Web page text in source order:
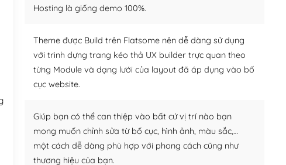
Hosting là giống demo 100%.
Theme được Build trên Flatsome nên dễ dàng sử dụng
với trình dựng trang kéo thả UX builder trực quan theo
từng Module và dạng lưới của layout đã áp dụng vào bố
cục website.
Giúp bạn có thể can thiệp vào bất cứ vị trí nào bạn
mong muốn chỉnh sửa từ bố cục, hình ảnh, màu sắc,…
một cách dễ dàng phù hợp với phong cách cũng như
thương hiệu của bạn.